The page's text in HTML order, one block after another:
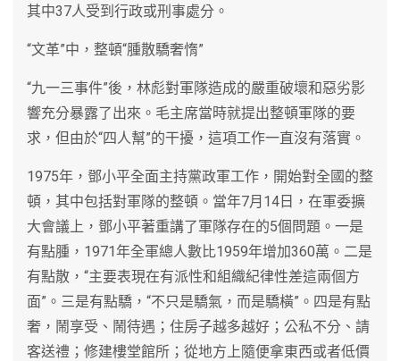
其中37人受到行政或刑事處分。
“文革”中，整頓“腫散驕奢惰”
“九一三事件”後，林彪對軍隊造成的嚴重破壞和惡劣影
響充分暴露了出來。毛主席當時就提出整頓軍隊的要
求，但由於“四人幫”的干擾，這項工作一直沒有落實。
1975年，鄧小平全面主持黨政軍工作，開始對全國的整
頓，其中包括對軍隊的整頓。當年7月14日，在軍委擴
大會議上，鄧小平著重講了軍隊存在的5個問題。一是
有點腫，1971年全軍總人數比1959年增加360萬。二是
有點散，“主要表現在有派性和組織紀律性差這兩個方
面”。三是有點驕，“不只是驕氣，而是驕橫”。四是有點
奢，鬧享受、鬧待遇；住房子越多越好；公私不分、請
客送禮；修建樓堂館所；從地方上隨便拿東西或者低價